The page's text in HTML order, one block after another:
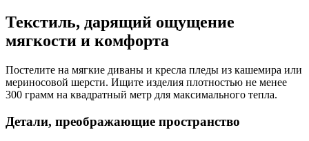
Текстиль, дарящий ощущение
мягкости и комфорта
Постелите на мягкие диваны и кресла пледы из кашемира или
мериносовой шерсти. Ищите изделия плотностью не менее
300 грамм на квадратный метр для максимального тепла.
Детали, преображающие пространство